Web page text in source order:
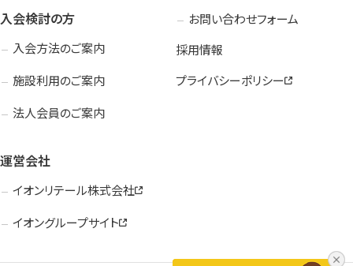
入会検討の方
入会方法のご案内
施設利用のご案内
法人会員のご案内
お問い合わせフォーム
採用情報
プライバシーポリシー
運営会社
イオンリテール株式会社
イオングループサイト